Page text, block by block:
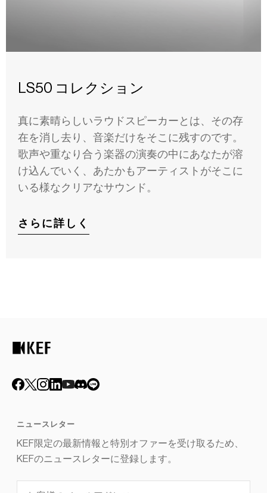
LS50 コレクション
真に素晴らしいラウドスピーカーとは、その存
在を消し去り、音楽だけをそこに残すのです。
歌声や重なり合う楽器の演奏の中にあなたが溶
け込んでいく、あたかもアーティストがそこに
いる様なクリアなサウンド。
さらに詳しく